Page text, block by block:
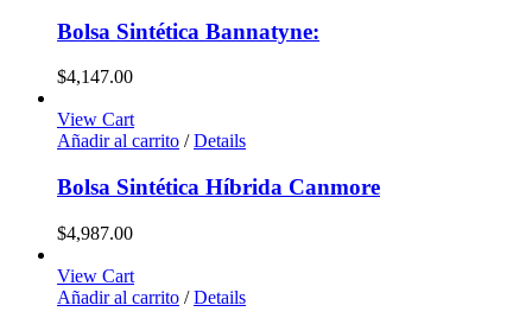
Bolsa Sintética Bannatyne:
$4,147.00
View Cart
Añadir al carrito / Details
Bolsa Sintética Híbrida Canmore
$4,987.00
View Cart
Añadir al carrito / Details